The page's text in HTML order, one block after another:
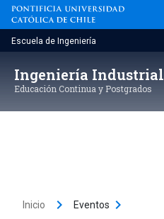
Saltar
contenido
Escuela de Ingeniería
Ingeniería Industrial
Educación Continua y Postgrados
Inicio keyboard_arrow_right Eventos keyboard_arrow_right